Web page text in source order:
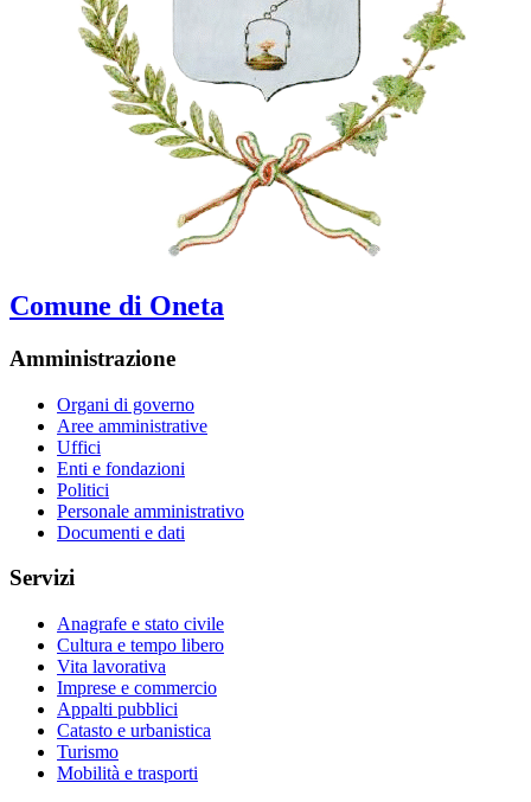
Comune di Oneta
Amministrazione
Organi di governo
Aree amministrative
Uffici
Enti e fondazioni
Politici
Personale amministrativo
Documenti e dati
Servizi
Anagrafe e stato civile
Cultura e tempo libero
Vita lavorativa
Imprese e commercio
Appalti pubblici
Catasto e urbanistica
Turismo
Mobilità e trasporti